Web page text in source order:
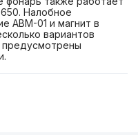
Налобное
ABM-01 и магнит в
вариантов
предусмотрены